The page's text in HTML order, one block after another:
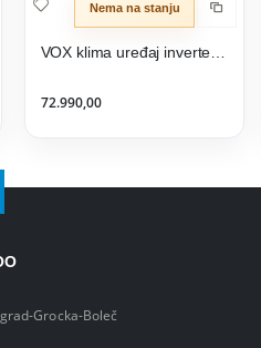
Nema na stanju
72.990,00
Grocka-Boleč